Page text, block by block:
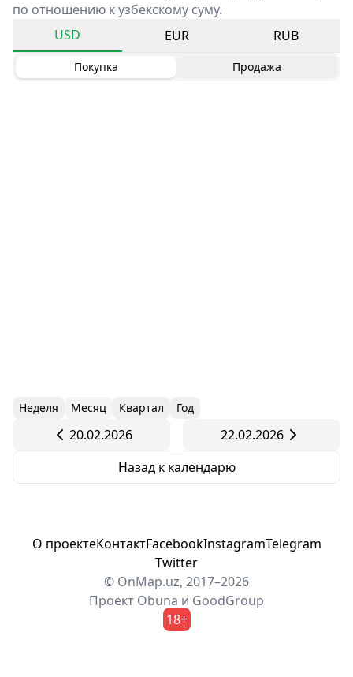
по отношению к узбекскому суму.
USD
EUR RUB
Покупка Продажа
Неделя Месяц Квартал Год
20.02.2026
22.02.2026
Назад к календарю
О проектеКонтактFacebookInstagramTelegram
Twitter
© OnMap.uz, 2017–2026
Проект Obuna и GoodGroup
18+